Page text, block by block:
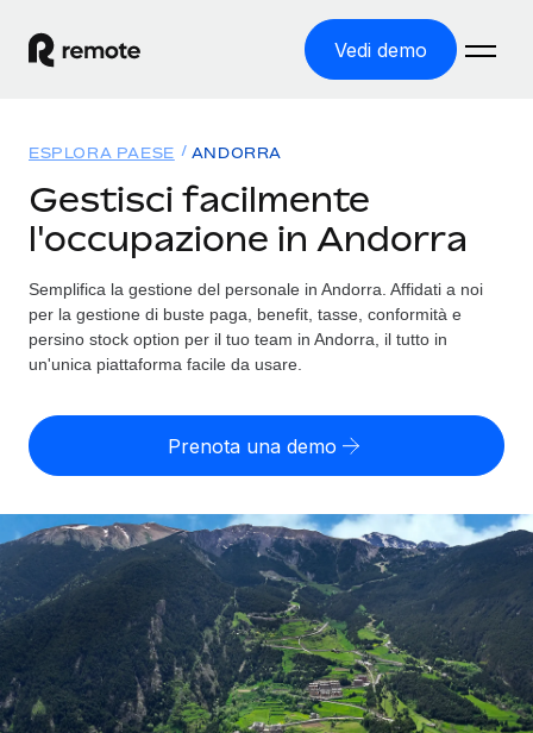
Vedi demo
ASSUMI NEL MONDO
Global Payroll
Gestisci il payroll a norma, in tutta semplicità
Employer of Record
Contractor Management
SERVICES
Chiedi a un esperto
Affidati agli esperti per la gestione HR e la
compliance globale
Soluzioni
COPERTURA GLOBALE
Ricerca paesi
Trova i servizi di supporto all’impiego per ogni Paese
Confronta Remote
Scopri come ci confrontiamo con gli altri
DIVENTA NOSTRO PARTNER
Partner tecnologici strategici
Integra l'HR globale nella tua piattaforma in modo
flessibile
CASE STUDIES
Tariffe
English
Nederlands
Français
Deutsch
Español
Login
ESPLORA PAESE ANDORRA
Gestisci facilmente
l'occupazione in Andorra
Semplifica la gestione del personale in Andorra. Affidati a noi
per la gestione di buste paga, benefit, tasse, conformità e
persino stock option per il tuo team in Andorra, il tutto in
un'unica piattaforma facile da usare.
Prenota una demo